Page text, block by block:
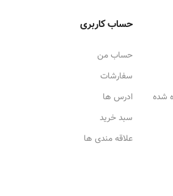
شده
حساب کاربری
حساب من
سفارشات
ادرس ها
سبد خرید
علاقه مندی ها